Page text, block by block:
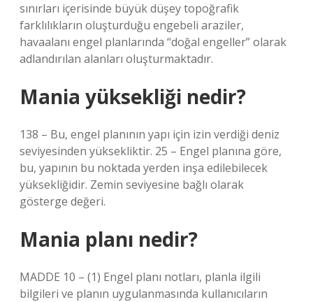
sınırları içerisinde büyük düşey topoğrafik
farklılıkların oluşturduğu engebeli araziler,
havaalanı engel planlarında “doğal engeller” olarak
adlandırılan alanları oluşturmaktadır.
Mania yüksekliği nedir?
138 – Bu, engel planının yapı için izin verdiği deniz
seviyesinden yüksekliktir. 25 – Engel planına göre,
bu, yapının bu noktada yerden inşa edilebilecek
yüksekliğidir. Zemin seviyesine bağlı olarak
gösterge değeri.
Mania planı nedir?
MADDE 10 – (1) Engel planı notları, planla ilgili
bilgileri ve planın uygulanmasında kullanıcıların